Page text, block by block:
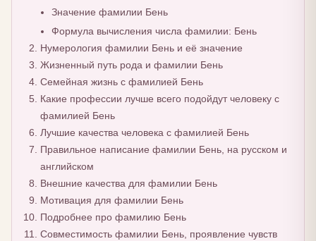
Значение фамилии Бень
Формула вычисления числа фамилии: Бень
Нумерология фамилии Бень и её значение
Жизненный путь рода и фамилии Бень
Семейная жизнь с фамилией Бень
Какие профессии лучше всего подойдут человеку с
фамилией Бень
Лучшие качества человека с фамилией Бень
Правильное написание фамилии Бень, на русском и
английском
Внешние качества для фамилии Бень
Мотивация для фамилии Бень
Подробнее про фамилию Бень
Совместимость фамилии Бень, проявление чувств